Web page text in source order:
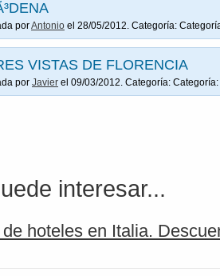
porAntonio el 28/05/2012. Categoría:
VISTAS DE FLORENCIA
por Javier el 09/03/2012. Categoría: Categoría:
interesar...
hoteles en Italia.